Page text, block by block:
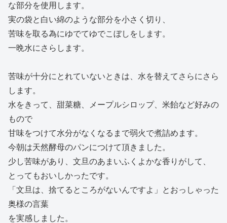
な部分を使用します。
実の袋と白い綿のような部分を小さく切り、
苦味を取る為にゆでてゆでこぼしをします。
一晩水にさらします。
苦味が十分にとれていないときは、水を替えてさらにさら
します。
水をきって、甜菜糖、メープルシロップ、米飴など好みの
もので
甘味をつけて水分がなくなるまで弱火で煮詰めます。
今朝は天然酵母のパンにつけて頂きました。
少し苦味があり、文旦のあまいふくよかな香りがして、
とってもおいしかったです。
「文旦は、捨てるところがないんですよ」とおっしゃった
奥様の言葉
を実感しました。